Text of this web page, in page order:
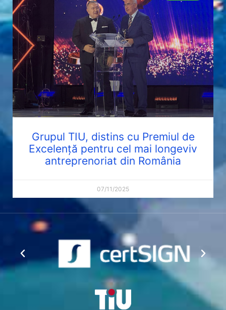
Grupul TIU, distins cu Premiul de
Excelență pentru cel mai longeviv
antreprenoriat din România
07/11/2025